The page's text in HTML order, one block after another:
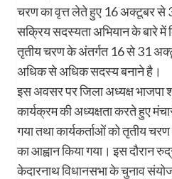
चरण का वृत्त लेते हुए 16 अक्टूबर से
सक्रिय सदस्यता अभियान के बारे में
तृतीय चरण के अंतर्गत 16 से 31
अधिक से अधिक सदस्य बनाने है।
इस अवसर पर जिला अध्यक्ष भाजपा
कार्यक्रम की अध्यक्षता करते हुए
गया तथा कार्यकर्ताओं को तृतीय
का आह्वान किया गया। इस दौरान
केदारनाथ विधानसभा के चुनाव